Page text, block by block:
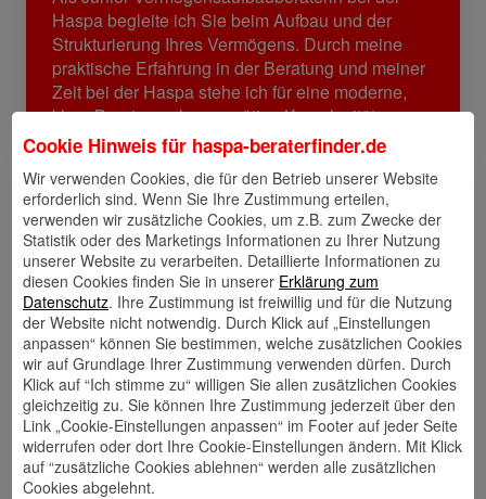
Haspa begleite ich Sie beim Aufbau und der
Strukturierung Ihres Vermögens. Durch meine
praktische Erfahrung in der Beratung und meiner
Zeit bei der Haspa stehe ich für eine moderne,
klare Beratung ohne unnötige Komplexität.
Links
Kontakt
speichern
Walletkarte
hinzufügen
Rückrufwunsch
Website
🎊 Haspa-
Veranstaltungen
🎯 Service-
Center
Cookie Hinweis für haspa-beraterfinder.de
Wir verwenden Cookies, die für den Betrieb unserer Website
erforderlich sind. Wenn Sie Ihre Zustimmung erteilen,
verwenden wir zusätzliche Cookies, um z.B. zum Zwecke der
Statistik oder des Marketings Informationen zu Ihrer Nutzung
unserer Website zu verarbeiten. Detaillierte Informationen zu
diesen Cookies finden Sie in unserer Erklärung zum
Datenschutz. Ihre Zustimmung ist freiwillig und für die Nutzung
der Website nicht notwendig. Durch Klick auf „Einstellungen
anpassen“ können Sie bestimmen, welche zusätzlichen Cookies
wir auf Grundlage Ihrer Zustimmung verwenden dürfen. Durch
Klick auf “Ich stimme zu“ willigen Sie allen zusätzlichen Cookies
gleichzeitig zu. Sie können Ihre Zustimmung jederzeit über den
Link „Cookie-Einstellungen anpassen“ im Footer auf jeder Seite
widerrufen oder dort Ihre Cookie-Einstellungen ändern. Mit Klick
auf “zusätzliche Cookies ablehnen“ werden alle zusätzlichen
Cookies abgelehnt.